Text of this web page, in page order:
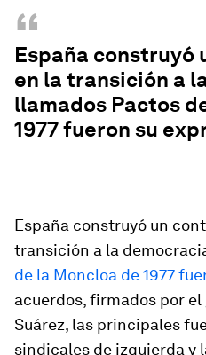
“
España construyó
en la transición a
llamados Pactos
1977 fueron su
España construyó un
transición a la
de la Moncloa de 1977
acuerdos, firmados por
Suárez, las principales
sindicales de izquierda y